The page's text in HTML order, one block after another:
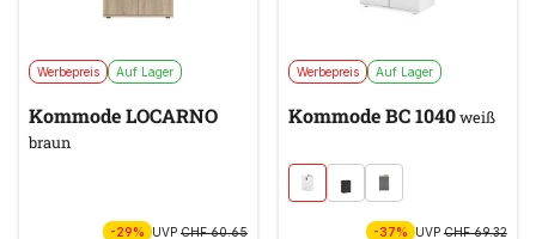
Werbepreis Auf Lager
Kommode LOCARNO
braun
-29% UVP CHF 60.65
Werbepreis Auf Lager
Kommode BC 1040weiß
-37% UVPCHF 69.32